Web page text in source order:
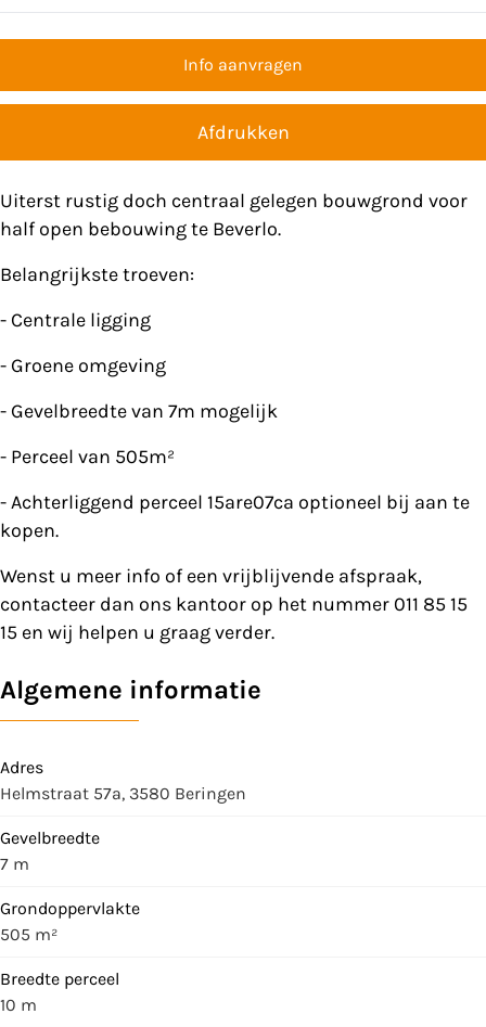
Info aanvragen
Afdrukken
Uiterst rustig doch centraal gelegen bouwgrond voor
half open bebouwing te Beverlo.
Belangrijkste troeven:
- Centrale ligging
- Groene omgeving
- Gevelbreedte van 7m mogelijk
- Perceel van 505m²
- Achterliggend perceel 15are07ca optioneel bij aan te
kopen.
Wenst u meer info of een vrijblijvende afspraak,
contacteer dan ons kantoor op het nummer 011 85 15
15 en wij helpen u graag verder.
Algemene informatie
Adres
Helmstraat 57a, 3580 Beringen
Gevelbreedte
7 m
Grondoppervlakte
505 m²
Breedte perceel
10 m